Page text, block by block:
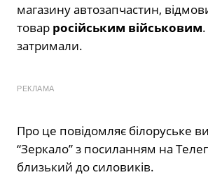
магазину автозапчастин,
товар російським військовим
затримали.
РЕКЛАМА
Про це повідомляє білоруське
“Зеркало” з посиланням на
близький до силовиків.